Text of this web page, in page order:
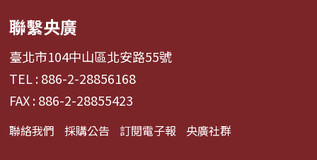
聯繫央廣
臺北市104中山區北安路55號
TEL : 886-2-28856168
FAX : 886-2-28855423
聯絡我們 採購公告 訂閱電子報 央廣社群